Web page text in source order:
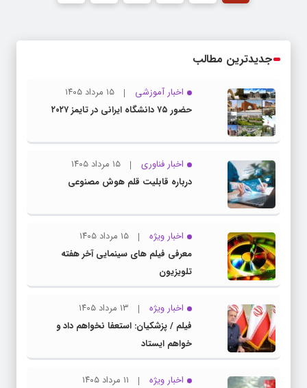
جدیدترین مطالب
اخبار آموزشی
۱۵ مرداد ۱۴۰۵
حضور ۷۵ دانشگاه ایرانی در تایمز ۲۰۲۷
اخبار فناوری
۱۵ مرداد ۱۴۰۵
درباره قابلیت قلم هوش مصنوعی
اخبار ویژه
۱۵ مرداد ۱۴۰۵
معرفی فیلم های سینمایی آخر هفته
تلویزیون
اخبار ویژه
۱۳ مرداد ۱۴۰۵
فیلم / پزشکیان: استعفا نخواهم داد و
خواهم ایستاد
اخبار ویژه
۱۱ مرداد ۱۴۰۵